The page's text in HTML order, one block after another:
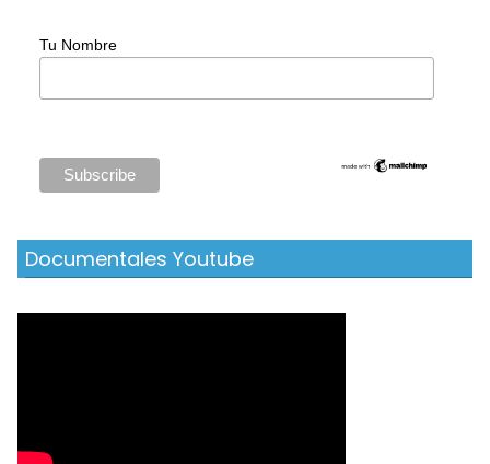
Tu Nombre
Documentales Youtube